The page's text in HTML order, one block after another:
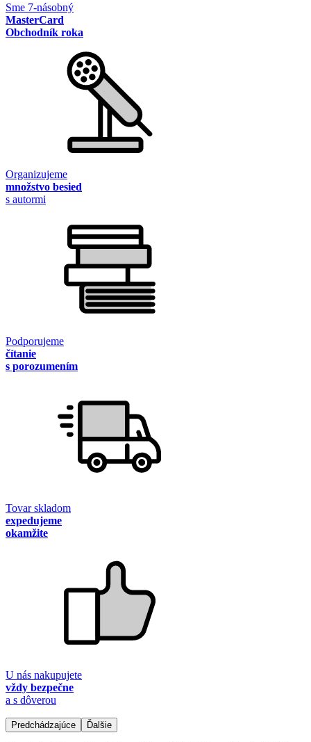
Sme 7-násobný
MasterCard
Obchodník roka
Organizujeme
množstvo besied
s autormi
Podporujeme
čítanie
s porozumením
Tovar skladom
expedujeme
okamžite
U nás nakupujete
vždy bezpečne
a s dôverou
Predchádzajúce Ďalšie